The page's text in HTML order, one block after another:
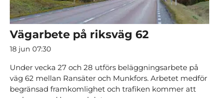
Vägarbete på riksväg 62
18 jun 07:30
Under vecka 27 och 28 utförs beläggningsarbete på
väg 62 mellan Ransäter och Munkfors. Arbetet medför
begränsad framkomlighet och trafiken kommer att